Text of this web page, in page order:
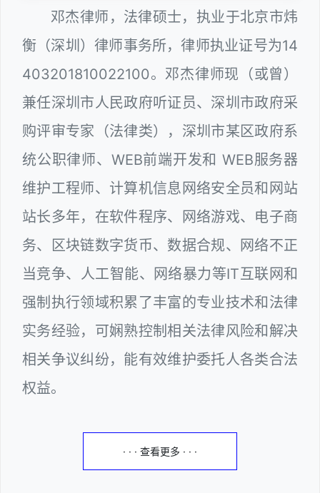
邓杰律师，法律硕士，执业于北京市炜
衡（深圳）律师事务所，律师执业证号为14
403201810022100。邓杰律师现（或曾）
兼任深圳市人民政府听证员、深圳市政府采
购评审专家（法律类），深圳市某区政府系
统公职律师、WEB前端开发和 WEB服务器
维护工程师、计算机信息网络安全员和网站
站长多年，在软件程序、网络游戏、电子商
务、区块链数字货币、数据合规、网络不正
当竞争、人工智能、网络暴力等IT互联网和
强制执行领域积累了丰富的专业技术和法律
实务经验，可娴熟控制相关法律风险和解决
相关争议纠纷，能有效维护委托人各类合法
权益。
· · · 查看更多 · · ·